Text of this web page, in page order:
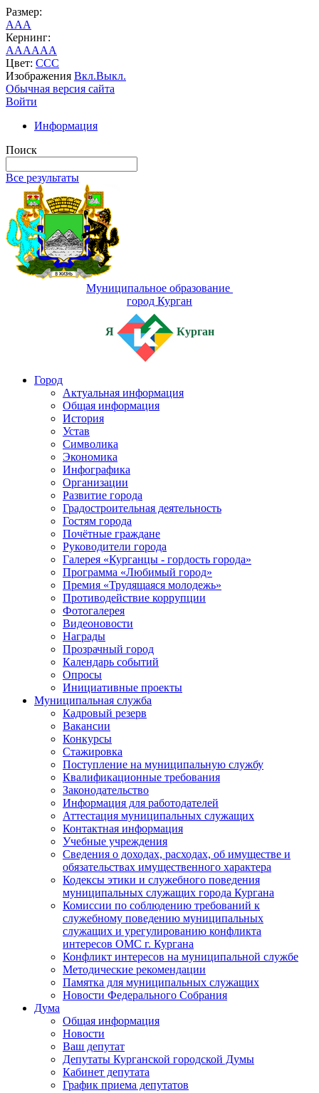
Размер:
AAA
Кернинг:
AAAAAA
Цвет: CCC
Изображения Вкл.Выкл.
Обычная версия сайта
Войти
Информация
Поиск
Все результаты
Муниципальное образование
город Курган
Я Курган
Город
Актуальная информация
Общая информация
История
Устав
Символика
Экономика
Инфографика
Организации
Развитие города
Градостроительная деятельность
Гостям города
Почётные граждане
Руководители города
Галерея «Курганцы - гордость города»
Программа «Любимый город»
Премия «Трудящаяся молодежь»
Противодействие коррупции
Фотогалерея
Видеоновости
Награды
Прозрачный город
Календарь событий
Опросы
Инициативные проекты
Муниципальная служба
Кадровый резерв
Вакансии
Конкурсы
Стажировка
Поступление на муниципальную службу
Квалификационные требования
Законодательство
Информация для работодателей
Аттестация муниципальных служащих
Контактная информация
Учебные учреждения
Сведения о доходах, расходах, об имуществе и
обязательствах имущественного характера
Кодексы этики и служебного поведения
муниципальных служащих города Кургана
Комиссии по соблюдению требований к
служебному поведению муниципальных
служащих и урегулированию конфликта
интересов ОМС г. Кургана
Конфликт интересов на муниципальной службе
Методические рекомендации
Памятка для муниципальных служащих
Новости Федерального Cобрания
Дума
Общая информация
Новости
Ваш депутат
Депутаты Курганской городской Думы
Кабинет депутата
График приема депутатов